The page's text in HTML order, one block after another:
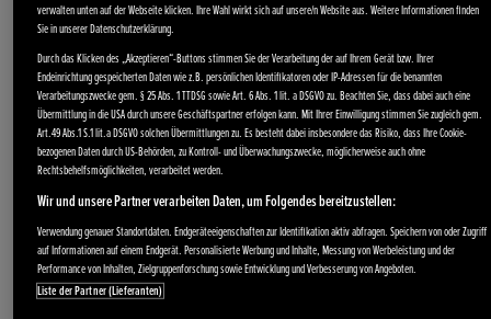
verwalten unten auf der Webseite klicken. Ihre Wahl wirkt sich auf unsere/n Website aus. Weitere Informationen finden
Sie in unserer Datenschutzerklärung.
Durch das Klicken des „Akzeptieren“-Buttons stimmen Sie der Verarbeitung der auf Ihrem Gerät bzw. Ihrer
Endeinrichtung gespeicherten Daten wie z.B. persönlichen Identifikatoren oder IP-Adressen für die benannten
Verarbeitungszwecke gem. § 25 Abs. 1 TTDSG sowie Art. 6 Abs. 1 lit. a DSGVO zu. Beachten Sie, dass dabei auch eine
Übermittlung in die USA durch unsere Geschäftspartner erfolgen kann. Mit Ihrer Einwilligung stimmen Sie zugleich gem.
Art.49 Abs.1 S.1 lit.a DSGVO solchen Übermittlungen zu. Es besteht dabei insbesondere das Risiko, dass Ihre Cookie-
bezogenen Daten durch US-Behörden, zu Kontroll- und Überwachungszwecke, möglicherweise auch ohne
Rechtsbehelfsmöglichkeiten, verarbeitet werden.
Wir und unsere Partner verarbeiten Daten, um Folgendes bereitzustellen:
Verwendung genauer Standortdaten. Endgeräteeigenschaften zur Identifikation aktiv abfragen. Speichern von oder Zugriff
auf Informationen auf einem Endgerät. Personalisierte Werbung und Inhalte, Messung von Werbeleistung und der
Performance von Inhalten, Zielgruppenforschung sowie Entwicklung und Verbesserung von Angeboten.
Liste der Partner (Lieferanten)